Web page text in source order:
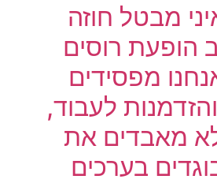
מבטל חוזה
הופעת רוסים
מפסידים
לעבוד,
מאבדים את
בערכים